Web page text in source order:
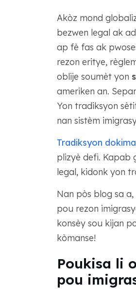
Akòz mond
bezwen legal ak
ap fè fas ak
rezon eritye,
oblije soumèt yon
ameriken an.
Yon tradiksyon
nan sistèm
Tradiksyon
plizyè defi. Kapab
legal, kidonk yon
Nan pòs blog sa
pou rezon
konsèy sou kijan
kòmanse!
Poukisa li
pou